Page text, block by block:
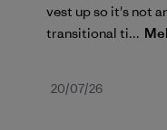
vest up so it's not
transitional ti...
20/07/26